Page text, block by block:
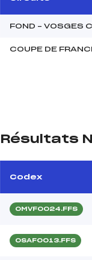
FOND – VOSGES
COUPE DE
Résultats
Codex
OMVF0024.FFS
OSAF0013.FFS